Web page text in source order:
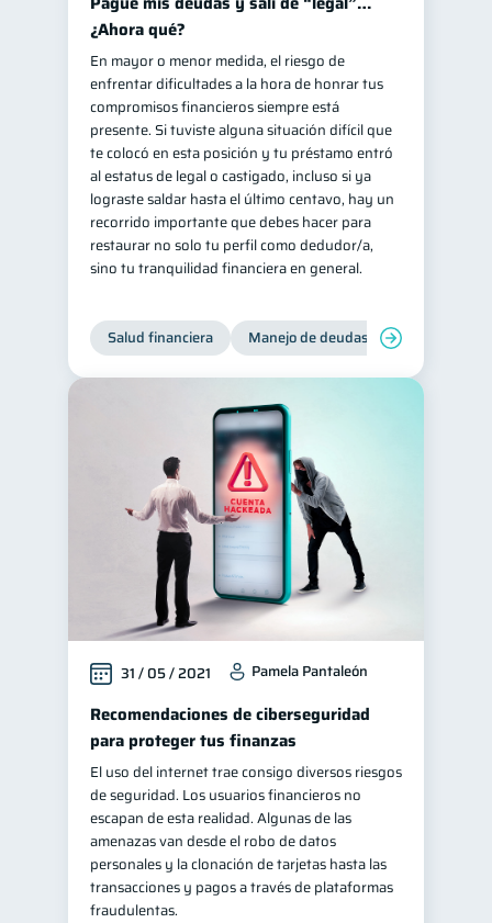
¿Ahora qué?
En mayor o menor medida, el riesgo de
enfrentar dificultades a la hora de honrar tus
compromisos financieros siempre está
presente. Si tuviste alguna situación difícil que
te colocó en esta posición y tu préstamo entró
al estatus de legal o castigado, incluso si ya
lograste saldar hasta el último centavo, hay un
recorrido importante que debes hacer para
restaurar no solo tu perfil como dedudor/a,
sino tu tranquilidad financiera en general.
Salud financiera Manejo de deudas
31 / 05 / 2021 Pamela Pantaleón
Recomendaciones de ciberseguridad
para proteger tus finanzas
El uso del internet trae consigo diversos riesgos
de seguridad. Los usuarios financieros no
escapan de esta realidad. Algunas de las
amenazas van desde el robo de datos
personales y la clonación de tarjetas hasta las
transacciones y pagos a través de plataformas
fraudulentas.